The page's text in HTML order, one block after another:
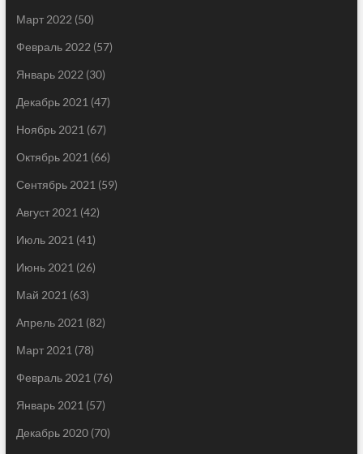
Март 2022 (50)
Февраль 2022 (57)
Январь 2022 (30)
Декабрь 2021 (47)
Ноябрь 2021 (67)
Октябрь 2021 (66)
Сентябрь 2021 (59)
Август 2021 (42)
Июль 2021 (41)
Июнь 2021 (26)
Май 2021 (63)
Апрель 2021 (82)
Март 2021 (78)
Февраль 2021 (76)
Январь 2021 (57)
Декабрь 2020(70)